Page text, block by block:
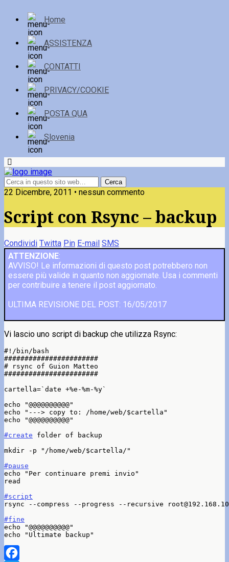
Home
ASSISTENZA
CONTATTI
PRIVACY/COOKIE
POSTA QUA
Slovenia
22 Dicembre, 2011 • nessun commento
Script con Rsync – backup
Condividi Twitta Pin E-mail SMS
ATTENZIONE:
AVVISO! Le informazioni di questo post potrebbero non
essere più valide in quanto non aggiornate. Usa i commenti
per contribuire a tenere il post aggiornato.
ULTIMA REVISIONE DEL POST: 16/05/2017
Vi lascio uno script di backup che utilizza Rsync:
#!/bin/bash
#######################
# rsync of Guion Matteo
#######################
cartella=`date +%e-%m-%y`
echo "@@@@@@@@@@"
echo "---> copy to: /home/web/$cartella"
echo "@@@@@@@@@@"
#create folder of backup
mkdir -p "/home/web/$cartella/"
#pause
echo "Per continuare premi invio"
read
#script
rsync --compress --progress --recursive
#fine
echo "@@@@@@@@@@"